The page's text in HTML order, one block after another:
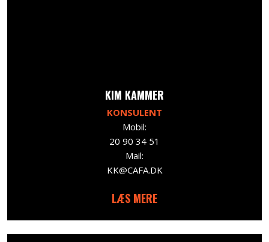
​KIM KAMMER
KONSULENT
Mobil:
20 90 34 51
Mail:
KK@CAFA.DK
LÆS MERE